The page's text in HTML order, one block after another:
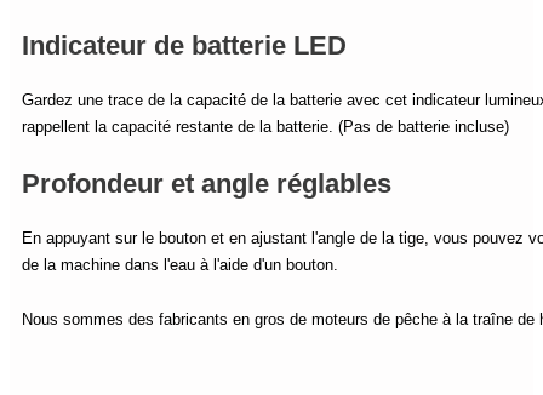
Indicateur de batterie LED
Gardez une trace de la capacité de la batterie avec cet indicateur
rappellent la capacité restante de la batterie. (Pas de batterie incluse)
Profondeur et angle réglables
En appuyant sur le bouton et en ajustant l'angle de la tige, vous pouvez
de la machine dans l'eau à l'aide d'un bouton.
Nous sommes des fabricants en gros de moteurs de pêche à la traîne